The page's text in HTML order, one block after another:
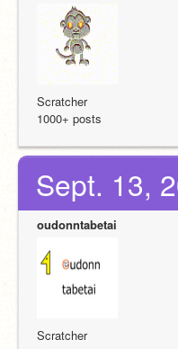
Scratcher
1000+ posts
Sept. 13,
oudonntabetai
Scratcher